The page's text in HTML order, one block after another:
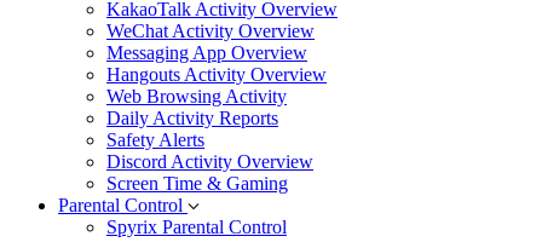
KakaoTalk Activity Overview
WeChat Activity Overview
Messaging App Overview
Hangouts Activity Overview
Web Browsing Activity
Daily Activity Reports
Safety Alerts
Discord Activity Overview
Screen Time & Gaming
Parental Control
Spyrix Parental Control